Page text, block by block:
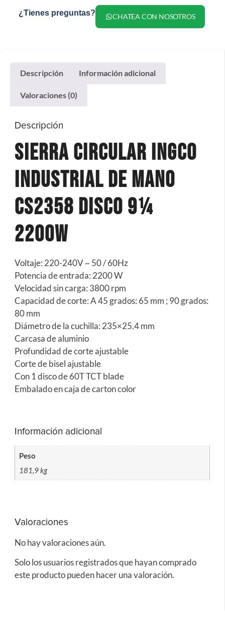
¿Tienes preguntas? CHATEA CON NOSOTROS
Descripción Información adicional
Valoraciones (0)
Descripción
Sierra Circular Ingco
Industrial De Mano
CS2358 Disco 9¼
2200W
Voltaje: 220-240V ~ 50 / 60Hz
Potencia de entrada: 2200 W
Velocidad sin carga: 3800 rpm
Capacidad de corte: A 45 grados: 65 mm ; 90 grados:
80 mm
Diámetro de la cuchilla: 235×25.4 mm
Carcasa de aluminio
Profundidad de corte ajustable
Corte de bisel ajustable
Con 1 disco de 60T TCT blade
Embalado en caja de carton color
Información adicional
Peso
181,9 kg
Valoraciones
No hay valoraciones aún.
Solo los usuarios registrados que hayan comprado
este producto pueden hacer una valoración.